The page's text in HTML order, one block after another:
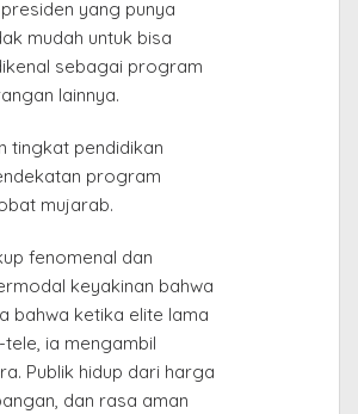
yang punya
mudah untuk bisa
sebagai program
lainnya.
tingkat pendidikan
program
mujarab.
fenomenal dan
keyakinan bahwa
bahwa ketika elite lama
ia mengambil
Publik hidup dari harga
dan rasa aman